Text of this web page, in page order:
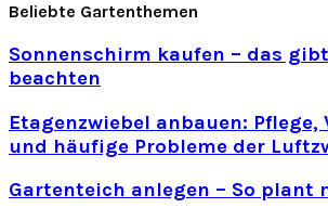
Beliebte Gartenthemen
Sonnenschirm kaufen – das
beachten
Etagenzwiebel anbauen: Pflege,
und häufige Probleme der
Gartenteich anlegen – So plant